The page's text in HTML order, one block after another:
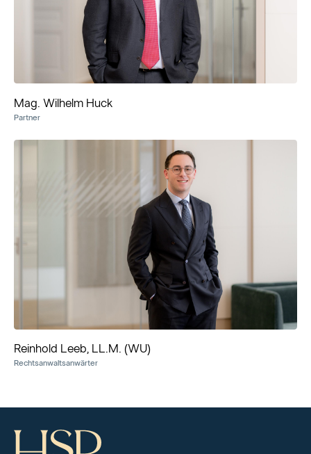
Mag. Wilhelm Huck
Partner
Reinhold Leeb, LL.M. (WU)
Rechtsanwaltsanwärter